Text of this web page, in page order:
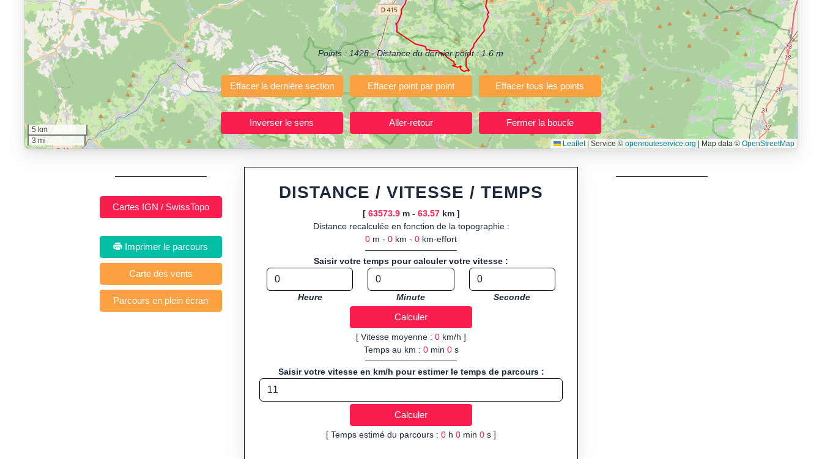
(Course à pied, Vélo, Randonnée, Roller...)
"Calcul d'itinéraires"est un outil gratuit et sans inscription permettant de planifier et analyser vos parcours sportifs (jogging, course à pied, vélo, VTT, randonnée, roller, équitation) directement dans
votre navigateur.
Fonctionnalités principales :tracé interactif point par point ou import de fichier GPX, calcul instantané de la distance (ajustée à la topographie), de la vitesse et du temps estimé, profil d’élévation
avec options de lissage, export en trace GPX, route GPX, KML (plat ou relief) et TCX, ainsi que calculs intégrés de calories dépensées, de VO₂max/VMA et d’IMC.
Public cible :
strong> sportifs de loisir et compétiteurs préparant entraînements et parcours, organisateurs d’événements partageant leurs itinéraires, et utilisateurs de GPS souhaitant charger leurs
trajets à l’avance.
Sports et activités disponibles :Footing (jogging), course à pied, cyclisme (vélo), VTT, randonnée, roller et équitation.
Points :1428- Distance du dernier point :1.6 m
5 km
3 mi
Leaflet Service ©openrouteservice.org | Map data ©OpenStreetMap
Imprimer le parcours
DISTANCE / VITESSE / TEMPS
[ 63573.9m - 63.57km ]
Distance recalculée en fonction de la topographie :
0 m - 0 km - 0 km-effort
Saisir votre temps pour calculer votre vitesse :
Heure Minute Seconde
[ Vitesse moyenne : 0 km/h ]
Temps au km : 0min 0s
Saisir votre vitesse en km/h pour estimer le temps de parcours :
[ Temps estimé du parcours : 0 h 0 min 0 s ]